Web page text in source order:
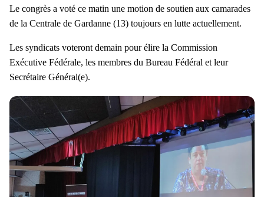
Le congrès a voté ce matin une motion de soutien aux camarades
de la Centrale de Gardanne (13) toujours en lutte actuellement.
Les syndicats voteront demain pour élire la Commission
Exécutive Fédérale, les membres du Bureau Fédéral et leur
Secrétaire Général(e).